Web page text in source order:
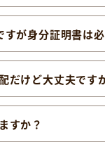
すが身分証明書は
だけど大丈夫です
すか？